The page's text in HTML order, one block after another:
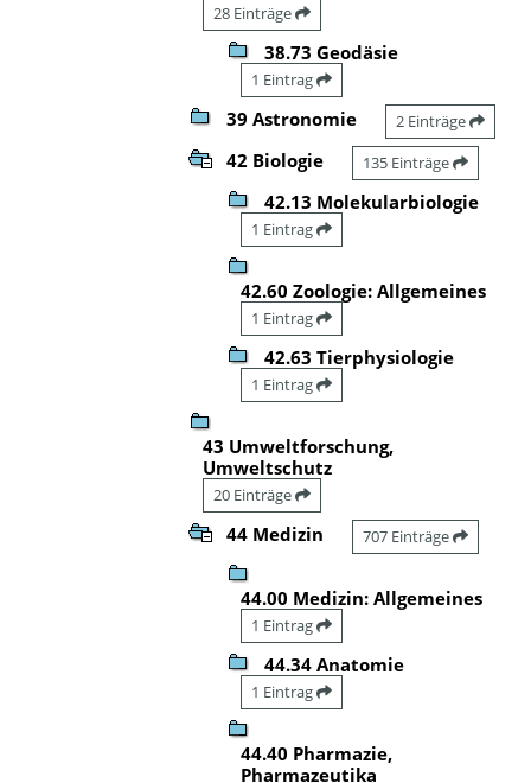
28 Einträge
38.73 Geodäsie
1 Eintrag
39 Astronomie 2 Einträge
42 Biologie 135 Einträge
42.13 Molekularbiologie
1 Eintrag
42.60 Zoologie: Allgemeines
1 Eintrag
42.63 Tierphysiologie
1 Eintrag
43 Umweltforschung,
Umweltschutz
20 Einträge
44 Medizin 707 Einträge
44.00 Medizin: Allgemeines
1 Eintrag
44.34 Anatomie
1 Eintrag
44.40 Pharmazie,
Pharmazeutika